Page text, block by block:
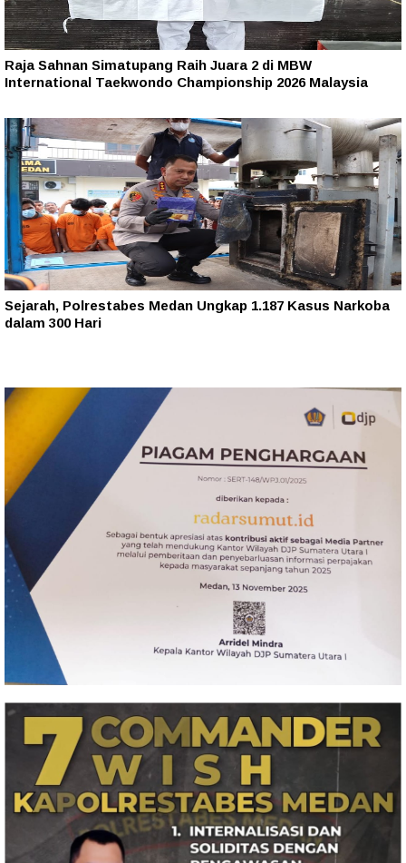
Raja Sahnan Simatupang Raih Juara 2 di MBW
International Taekwondo Championship 2026 Malaysia
Sejarah, Polrestabes Medan Ungkap 1.187 Kasus Narkoba
dalam 300 Hari